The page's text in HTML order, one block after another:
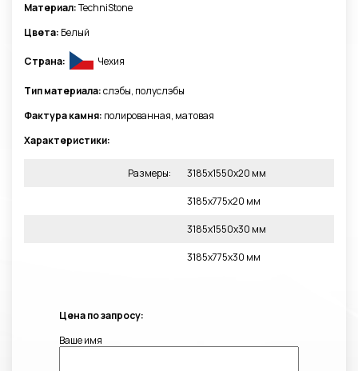
Материал:TechniStone
Цвета: Белый
Страна: Чехия
Тип материала:слэбы, полуслэбы
Фактура камня: полированная, матовая
Характеристики:
Размеры: 3185х1550х20 мм
3185х775х20 мм
3185х1550х30 мм
3185х775х30 мм
Цена по запросу:
Ваше имя